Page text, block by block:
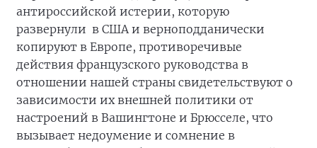
антироссийской истерии, которую
развернули в США и верноподданически
копируют в Европе, противоречивые
действия французского руководства в
отношении нашей страны свидетельствуют о
зависимости их внешней политики от
настроений в Вашингтоне и Брюсселе, что
вызывает недоумение и сомнение в